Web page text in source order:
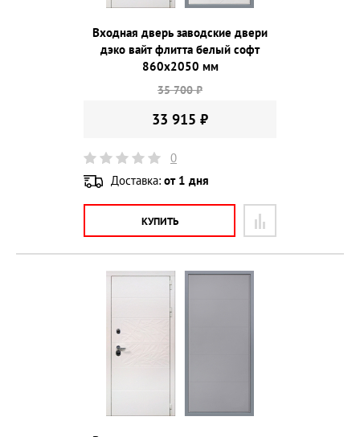
Входная дверь заводские двери
дэко вайт флитта белый софт
860х2050 мм
35 700 ₽
33 915 ₽
0
Доставка: от 1 дня
КУПИТЬ